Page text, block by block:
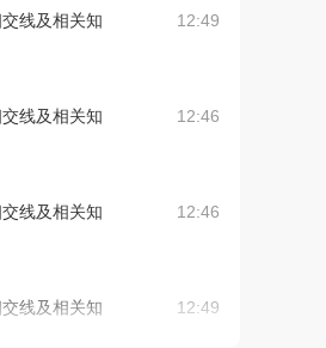
线及相关知
12:49
线及相关知
12:46
线及相关知
12:46
线及相关知
12:49